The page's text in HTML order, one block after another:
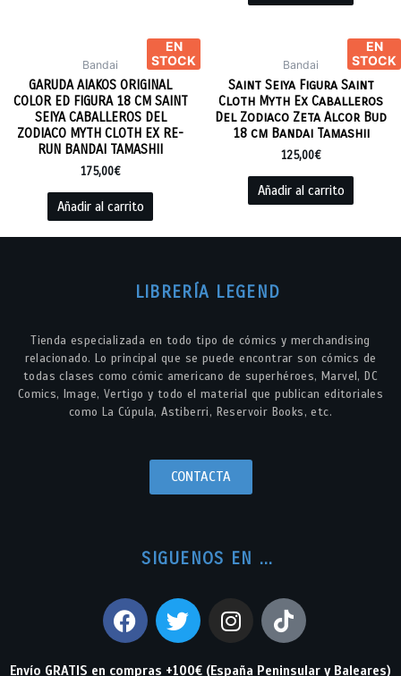
EN
STOCK
Bandai
GARUDA AIAKOS ORIGINAL
COLOR ED FIGURA 18 CM SAINT
SEIYA CABALLEROS DEL
ZODIACO MYTH CLOTH EX RE-
RUN BANDAI TAMASHII
175,00€
Añadir al carrito
EN
STOCK
Bandai
Saint Seiya Figura Saint
Cloth Myth Ex Caballeros
Del Zodiaco Zeta Alcor Bud
18 cm Bandai Tamashii
125,00€
Añadir al carrito
LIBRERÍA LEGEND
Tienda especializada en todo tipo de cómics y merchandising
relacionado. Lo principal que se puede encontrar son cómics de
todas clases como cómic americano de superhéroes, Marvel, DC
Comics, Image, Vertigo y todo el material que publican editoriales
como La Cúpula, Astiberri, Reservoir Books, etc.
CONTACTA
SIGUENOS EN ...
Envío GRATIS en compras +100€ (España Peninsular y Baleares)